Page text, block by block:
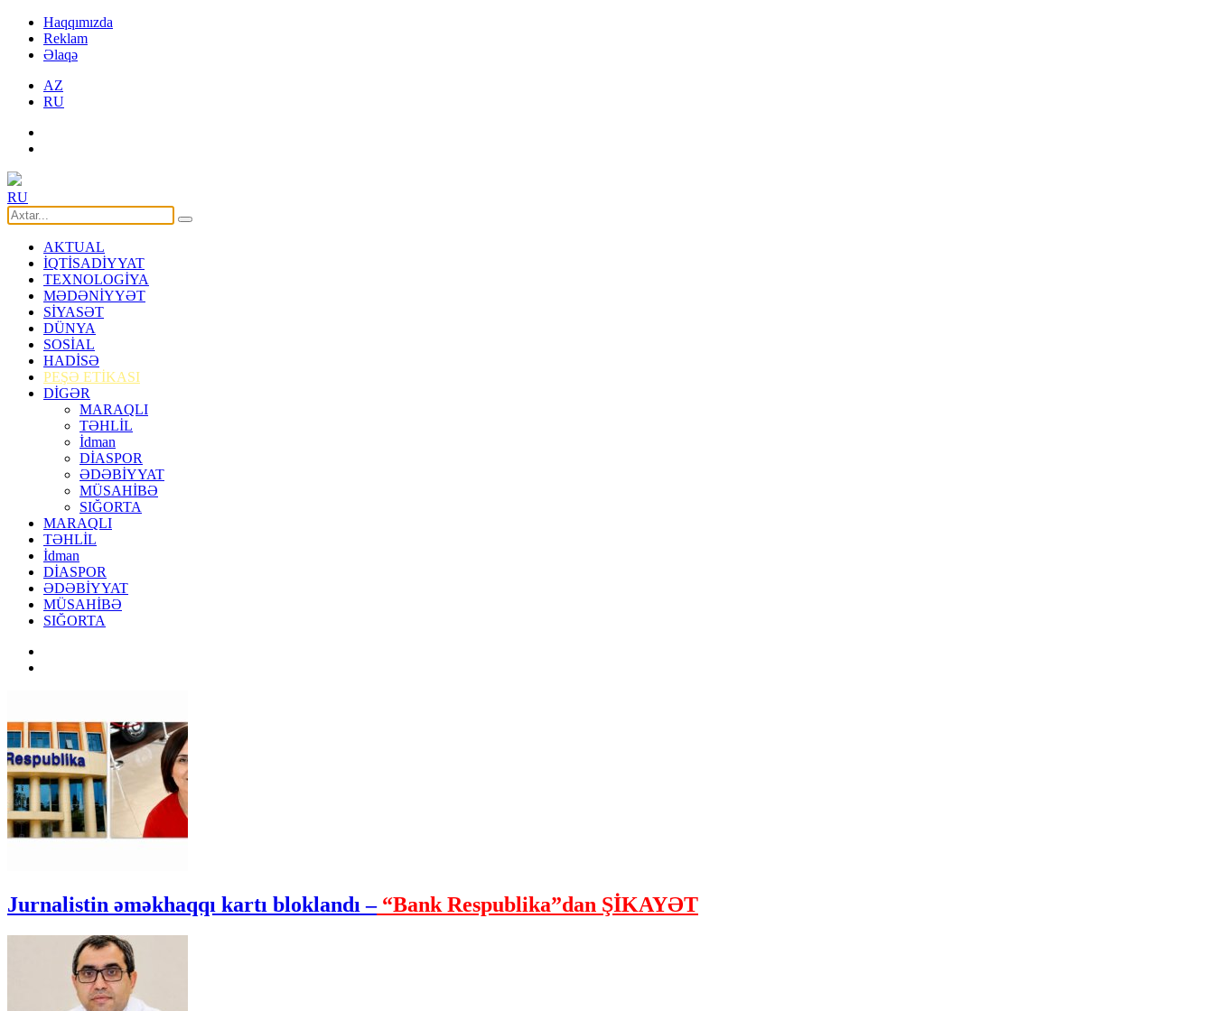
Haqqımızda
Reklam
Əlaqə
AZ
RU
RU
AKTUAL
İQTİSADİYYAT
TEXNOLOGİYA
MƏDƏNİYYƏT
SİYASƏT
DÜNYA
SOSİAL
HADİSƏ
PEŞƏ ETİKASI
DİGƏR
MARAQLI
TƏHLİL
İdman
DİASPOR
ƏDƏBİYYAT
MÜSAHİBƏ
SIĞORTA
MARAQLI
TƏHLİL
İdman
DİASPOR
ƏDƏBİYYAT
MÜSAHİBƏ
SIĞORTA
Jurnalistin əməkhaqqı kartı bloklandı –“Bank Respublika”dan ŞİKAYƏT